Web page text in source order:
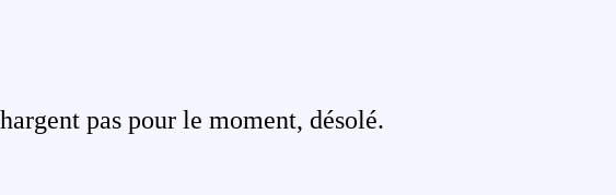
pas pour le moment, désolé.